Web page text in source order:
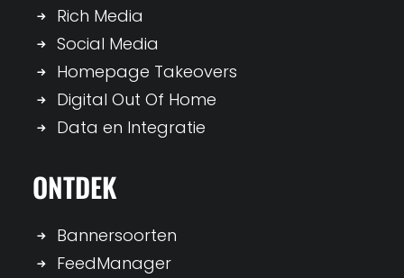
Rich Media
Social Media
Homepage Takeovers
Digital Out Of Home
Data en Integratie
ONTDEK
Bannersoorten
FeedManager